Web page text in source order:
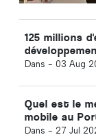
125 millions
Dans - 03 Aug
Quel est le
mobile au
Dans - 27 Jul